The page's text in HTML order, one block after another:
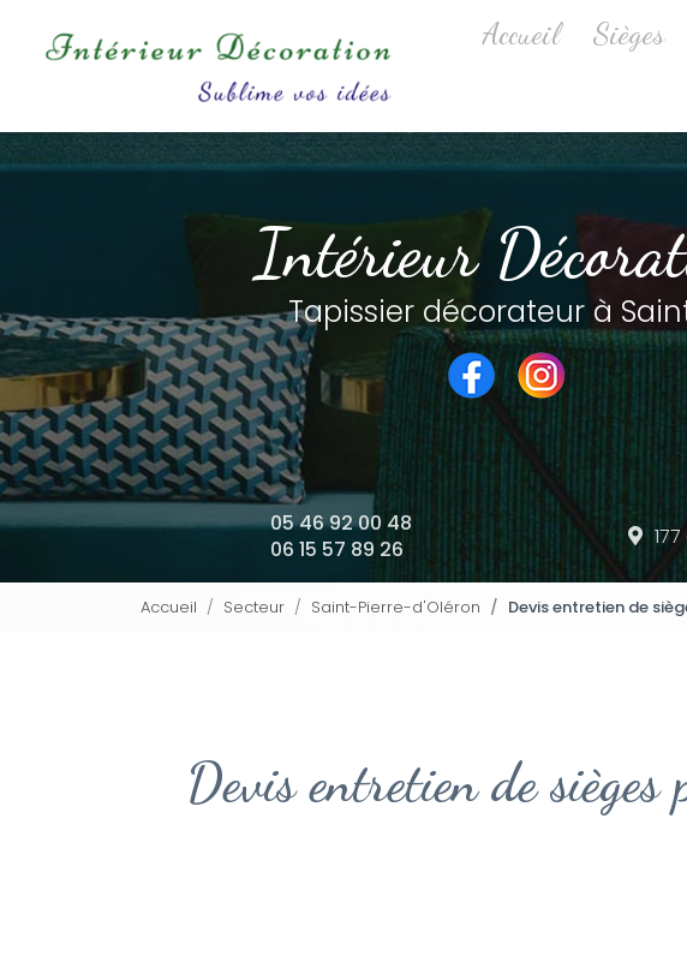
contenu
Accueil Sièges
Intérieur
Tapissier décorateur à
05 46 92 00 48
06 15 57 89 26
Accueil Secteur Saint-Pierre-d'Oléron Devis entretien de
Devis entretien de